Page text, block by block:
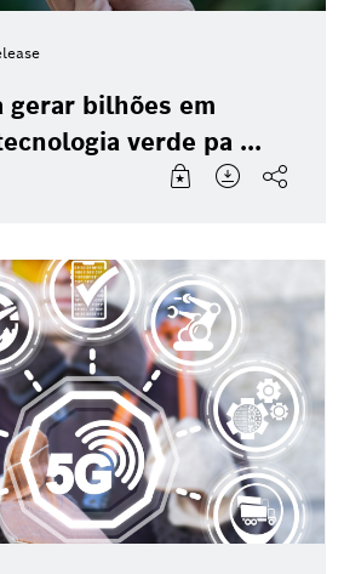
gerar bilhões em
verde pa ...